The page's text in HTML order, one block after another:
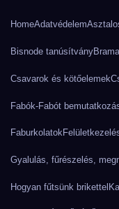
HomeAdatvédelem
Bisnode tanúsítvány
Csavarok és kötőelemek
Fabók-Fabót
Faburkolatok
Gyalulás, fűrészelés,
Hogyan fűtsünk brikettel